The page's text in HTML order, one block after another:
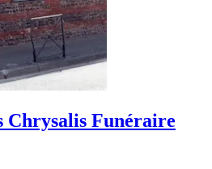
Chrysalis Funéraire